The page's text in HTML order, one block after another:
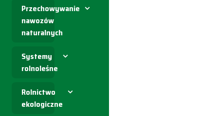
Przechowywanie
nawozów
naturalnych
Systemy
rolnoleśne
Rolnictwo
ekologiczne